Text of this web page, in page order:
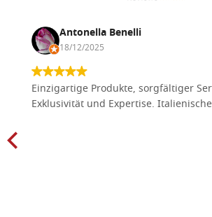
Antonella Benelli
18/12/2025
Einzigartige Produkte, sorgfältiger
Exklusivität und Expertise.